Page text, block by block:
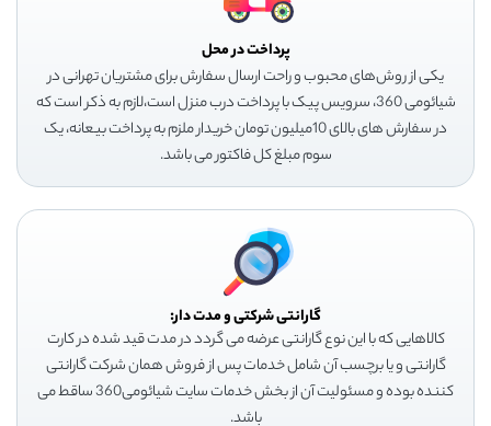
پرداخت در محل
یکی از روش‌های محبوب و راحت ارسال سفارش برای مشتریان تهرانی در
شیائومی 360، سرویس پیک با پرداخت درب منزل است،لازم به ذکر است که
در سفارش های بالای 10میلیون تومان خریدار ملزم به پرداخت بیعانه، یک
سوم مبلغ کل فاکتور می باشد.
گارانتی شرکتی و مدت دار:
کالاهایی که با این نوع گارانتی عرضه می گردد در مدت قید شده در کارت
گارانتی و یا برچسب آن شامل خدمات پس از فروش همان شرکت گارانتی
کننده بوده و مسئولیت آن از بخش خدمات سایت شیائومی360 ساقط می
باشد.